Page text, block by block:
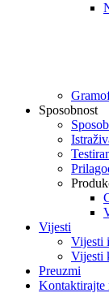
Sposobnost
Vijesti
Vijesti
Vijesti
Preuzmi
Kontaktirajte